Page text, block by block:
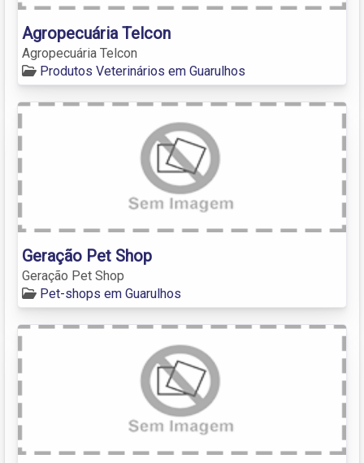
Agropecuária Telcon
Agropecuária Telcon
Produtos Veterinários em Guarulhos
Geração Pet Shop
Geração Pet Shop
Pet-shops em Guarulhos